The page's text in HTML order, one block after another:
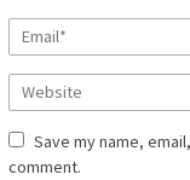
Save my name,
comment.